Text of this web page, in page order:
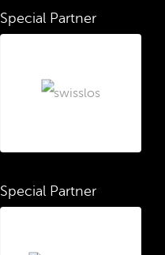
Special Partner
Special Partner